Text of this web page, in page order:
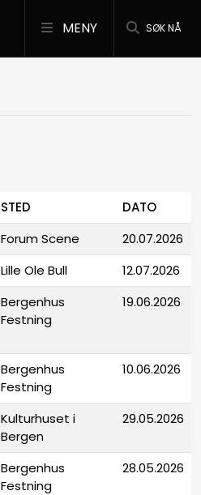
SØK NÅ
MENY
STED
DATO
Forum Scene
20.07.2026
Lille Ole Bull
12.07.2026
Bergenhus
Festning
19.06.2026
Bergenhus
Festning
10.06.2026
Kulturhuset i
Bergen
29.05.2026
Bergenhus
Festning
28.05.2026